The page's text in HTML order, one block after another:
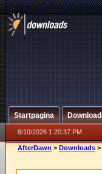
Startpagina
8/10/2026 1:20:37 PM
AfterDawn > Downloads >